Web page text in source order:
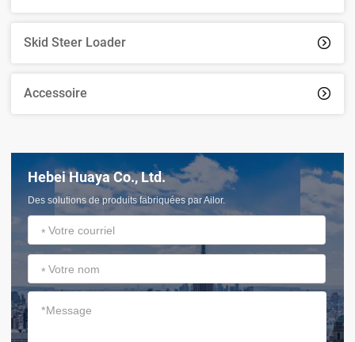
Skid Steer Loader 
Accessoire 
Hebei Huaya Co., Ltd.
Des solutions de produits fabriquées par Ailor.
*
*
*